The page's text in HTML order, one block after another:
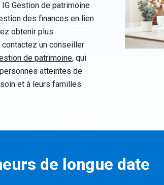
Gestion de patrimoine
des finances en lien
obtenir plus
contactez un conseiller
de patrimoine, qui
atteintes de
et à leurs familles.
de longue date